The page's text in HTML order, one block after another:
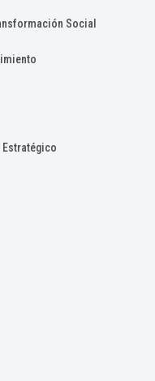
Social